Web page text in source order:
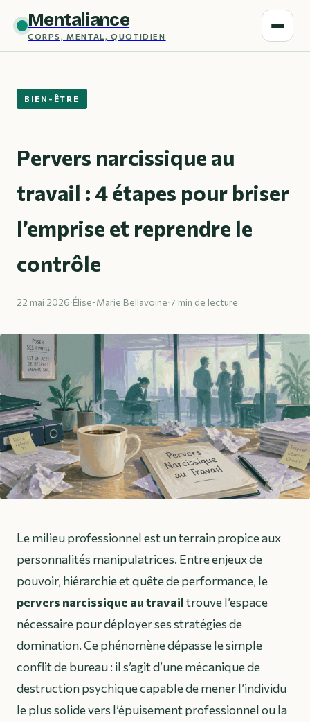
Mentaliance
CORPS, MENTAL, QUOTIDIEN
BIEN-ÊTRE
Pervers narcissique au
travail : 4 étapes pour briser
l’emprise et reprendre le
contrôle
22 mai 2026·Élise-Marie Bellavoine·7 min de lecture
Le milieu professionnel est un terrain propice aux
personnalités manipulatrices. Entre enjeux de
pouvoir, hiérarchie et quête de performance, le
pervers narcissique au travailtrouve l’espace
nécessaire pour déployer ses stratégies de
domination. Ce phénomène dépasse le simple
conflit de bureau : il s’agit d’une mécanique de
destruction psychique capable de mener l’individu
le plus solide vers l’épuisement professionnel ou la